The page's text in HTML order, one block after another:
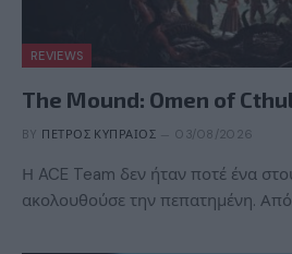
REVIEWS
The Mound: Omen of
BY ΠΈΤΡΟΣ ΚΥΠΡΑΊΟΣ 03/08/2026
Η ACE Team δεν ήταν ποτέ ένα
ακολουθούσε την πεπατημένη.